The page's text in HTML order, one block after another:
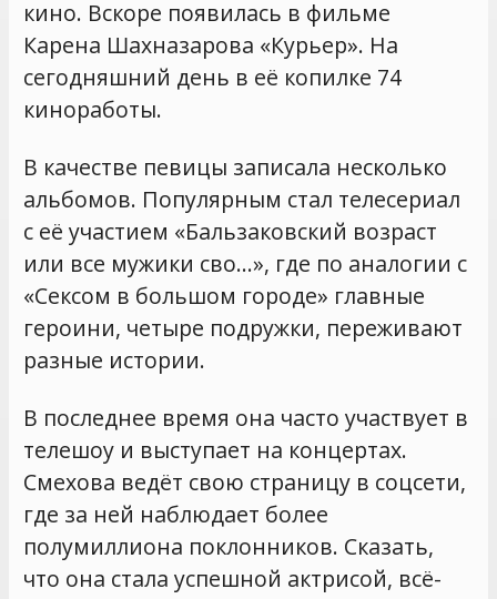
кино. Вскоре появилась в фильме
Карена Шахназарова «Курьер». На
сегодняшний день в её копилке 74
киноработы.
В качестве певицы записала несколько
альбомов. Популярным стал телесериал
с её участием «Бальзаковский возраст
или все мужики сво…», где по аналогии с
«Сексом в большом городе» главные
героини, четыре подружки, переживают
разные истории.
В последнее время она часто участвует в
телешоу и выступает на концертах.
Смехова ведёт свою страницу в соцсети,
где за ней наблюдает более
полумиллиона поклонников. Сказать,
что она стала успешной актрисой, всё-